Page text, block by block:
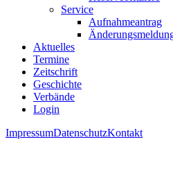
Service
Aufnahmeantrag
Aktuelles
Termine
Zeitschrift
Geschichte
Verbände
Login
ImpressumDatenschutzKontakt